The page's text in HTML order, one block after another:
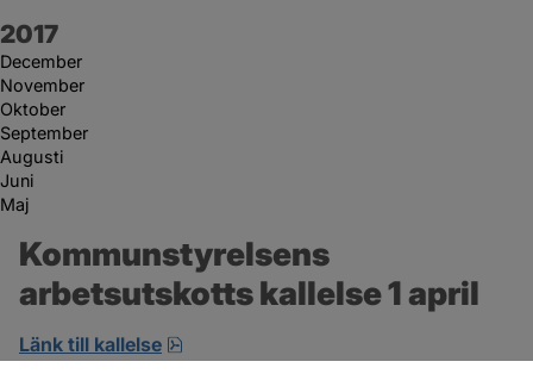
År:
2017
December
November
Oktober
September
Augusti
Juni
Maj
Kommunstyrelsens
arbetsutskotts kallelse 1 april
Länk till kallelse